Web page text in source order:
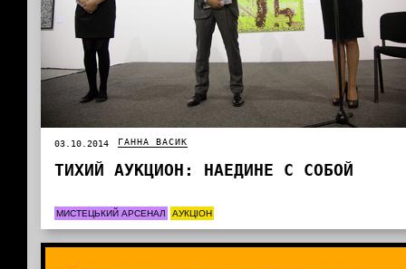
03.10.2014 ГАННА ВАСИК
ТИХИЙ АУКЦИОН: НАЕДИНЕ С СОБОЙ
МИСТЕЦЬКИЙ АРСЕНАЛ АУКЦІОН